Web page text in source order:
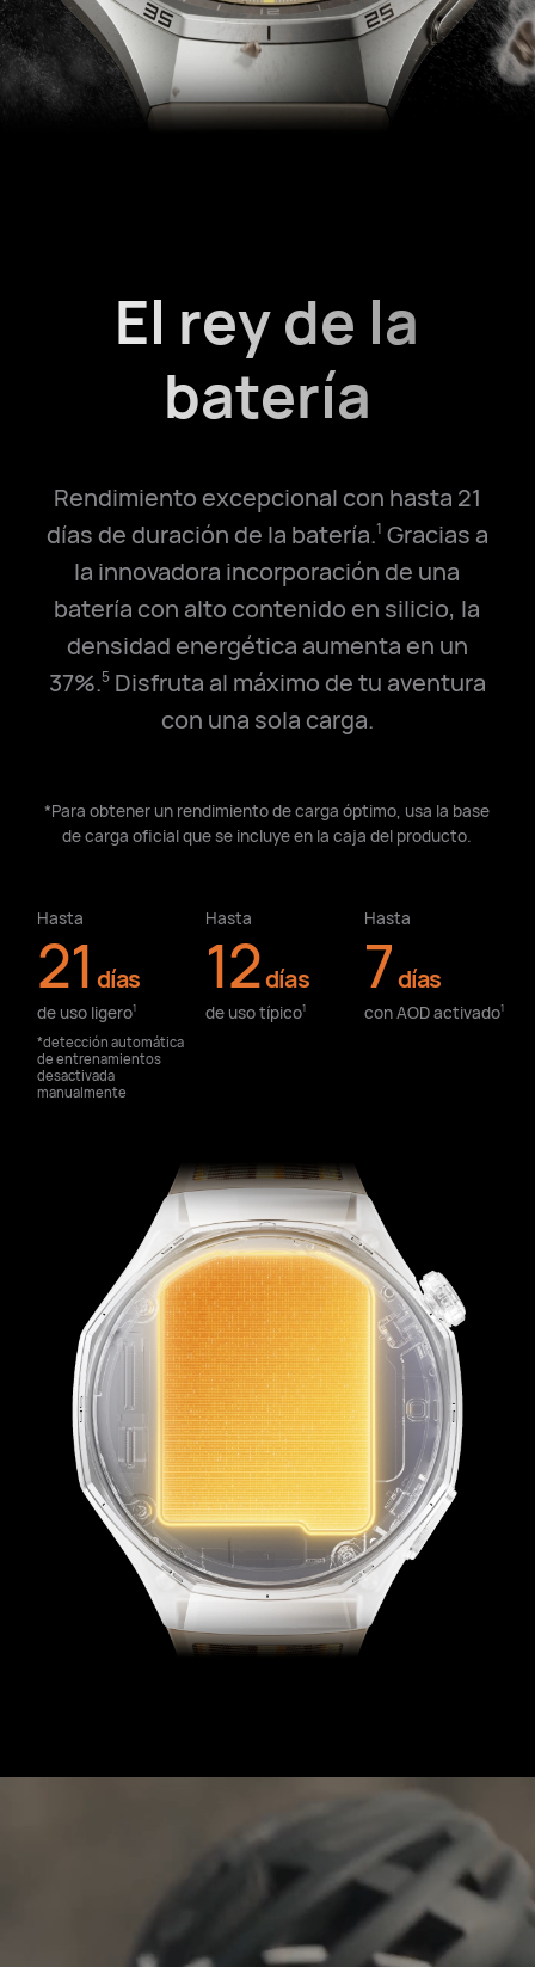
El rey de la
batería
Rendimiento excepcional con hasta 21
días de duración de la batería.1 Gracias a
la innovadora incorporación de una
batería con alto contenido en silicio, la
densidad energética aumenta en un
37%.5Disfruta al máximo de tu aventura
con una sola⁠ carga.
*Para obtener un rendimiento de carga óptimo, usa la base
de carga oficial que se incluye en la caja del producto.
Hasta
21 días
de uso ligero⁠1
*detección automática
de entrenamientos
desactivada
manualmente
Hasta
12días
de uso típico⁠1
Hasta
7días
con AOD activado⁠1